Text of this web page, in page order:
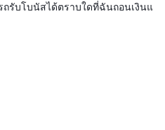
รับโบนัสได้ตราบใดที่ฉันถอนเงินแ